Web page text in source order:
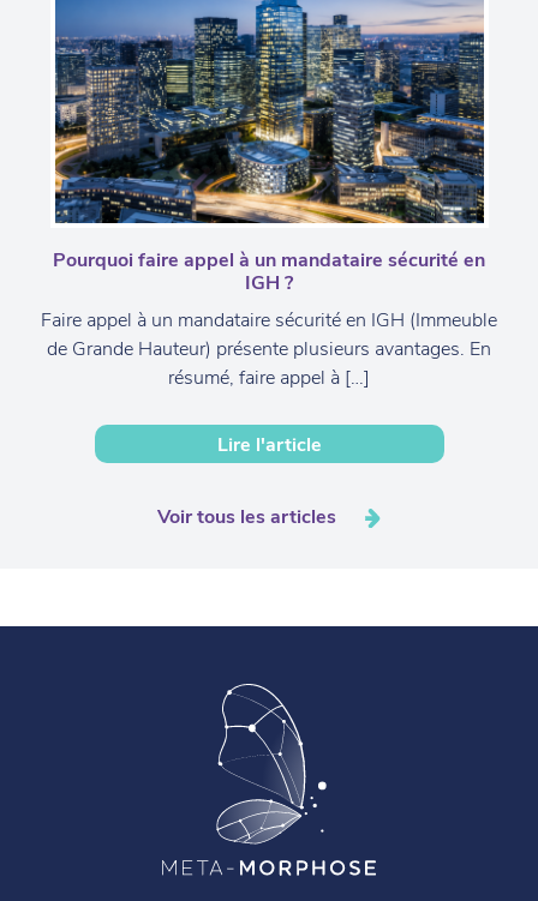
Pourquoi faire appel à un mandataire sécurité en
IGH ?
Faire appel à un mandataire sécurité en IGH (Immeuble
de Grande Hauteur) présente plusieurs avantages. En
résumé, faire appel à […]
Lire l'article
Voir tous les articles